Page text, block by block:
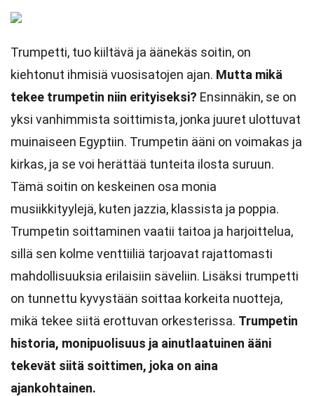
Trumpetti, tuo kiiltävä ja äänekäs soitin, on
kiehtonut ihmisiä vuosisatojen ajan. Mutta mikä
tekee trumpetin niin erityiseksi? Ensinnäkin, se on
yksi vanhimmista soittimista, jonka juuret ulottuvat
muinaiseen Egyptiin. Trumpetin ääni on voimakas ja
kirkas, ja se voi herättää tunteita ilosta suruun.
Tämä soitin on keskeinen osa monia
musiikkityylejä, kuten jazzia, klassista ja poppia.
Trumpetin soittaminen vaatii taitoa ja harjoittelua,
sillä sen kolme venttiiliä tarjoavat rajattomasti
mahdollisuuksia erilaisiin säveliin. Lisäksi trumpetti
on tunnettu kyvystään soittaa korkeita nuotteja,
mikä tekee siitä erottuvan orkesterissa. Trumpetin
historia, monipuolisuus ja ainutlaatuinen ääni
tekevät siitä soittimen, joka on aina
ajankohtainen.